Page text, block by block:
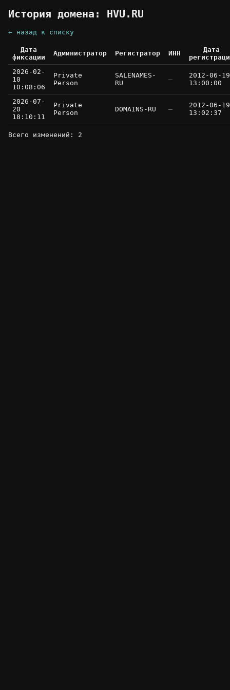
История домена: HVU.RU
← назад к списку
Дата
фиксации
Администратор Регистратор ИНН
Дата
2026-02-
10
10:08:06
Private
Person
SALENAMES-
RU
—
2012-06-19
13:00:00
2026-07-
20
18:10:11
Private
Person
DOMAINS-RU —
2012-06-19
13:02:37
Всего изменений: 2